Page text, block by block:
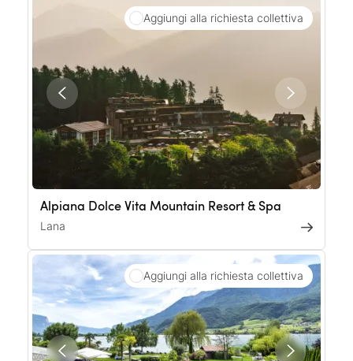
Aggiungi alla richiesta collettiva
Alpiana Dolce Vita Mountain Resort & Spa
Lana
Aggiungi alla richiesta collettiva